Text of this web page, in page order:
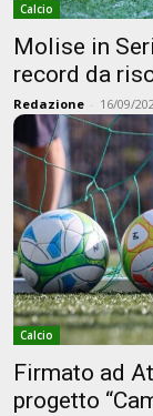
Calcio
Molise in
record da
Redazione - 16/09/
Calcio
Firmato ad
progetto